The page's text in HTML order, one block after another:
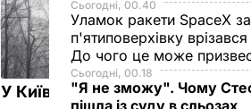
У Київській області
Сьогодні, 00.40
Уламок ракети SpaceX
п'ятиповерхівку
До чого це може
Сьогодні, 00.18
"Я не зможу". Чому
пішла із суду в сльозах